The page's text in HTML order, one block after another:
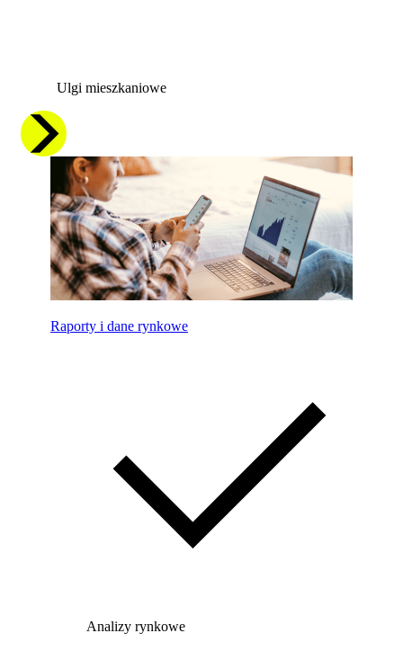
Ulgi mieszkaniowe
Raporty i dane rynkowe
Analizy rynkowe